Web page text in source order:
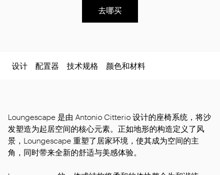
去哪买
设计 配置器 技术规格 颜色和材料
Loungescape 是由 Antonio Citterio 设计的座椅系统，将沙
发塑造为起居空间的核心元素。正如地形的构造定义了风
景，Loungescape 重塑了居家环境，使其成为空间的主
角，同时带来全新的舒适与美感体验。